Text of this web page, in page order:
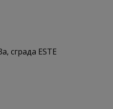
сграда ESTE